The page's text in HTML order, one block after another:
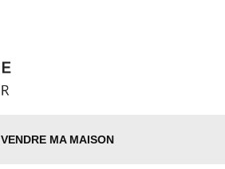
VENDRE MA MAISON